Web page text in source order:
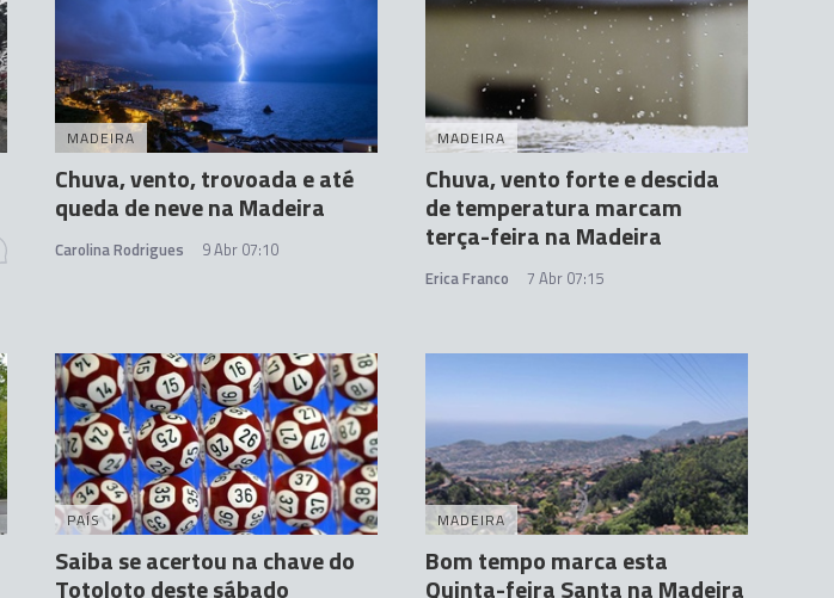
MADEIRA
Chuva, vento, trovoada e até
queda de neve na Madeira
Carolina Rodrigues 9 Abr 07:10
MADEIRA
Chuva, vento forte e descida
de temperatura marcam
terça-feira na Madeira
Erica Franco 7 Abr 07:15
PAÍS
Saiba se acertou na chave do
Totoloto deste sábado
MADEIRA
Bom tempo marca esta
Quinta-feira Santa na Madeira